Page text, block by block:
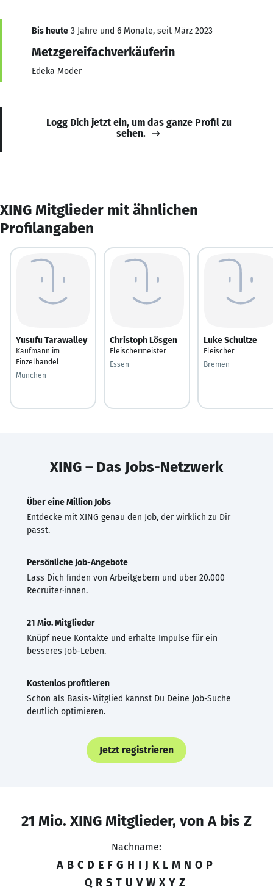
Bis heute 3 Jahre und 6 Monate, seit März 2023
Metzgereifachverkäuferin
Edeka Moder
Logg Dich jetzt ein, um das ganze Profil zu
sehen.
XING Mitglieder mit ähnlichen
Profilangaben
Yusufu Tarawalley
Kaufmann im
Einzelhandel
München
Christoph Lösgen
Fleischermeister
Essen
Luke Schultze
Fleischer
Bremen
XING – Das Jobs-Netzwerk
Über eine Million Jobs
Entdecke mit XING genau den Job, der wirklich zu Dir
passt.
Persönliche Job-Angebote
Lass Dich finden von Arbeitgebern und über 20.000
Recruiter·innen.
21 Mio. Mitglieder
Knüpf neue Kontakte und erhalte Impulse für ein
besseres Job-Leben.
Kostenlos profitieren
Schon als Basis-Mitglied kannst Du Deine Job-Suche
deutlich optimieren.
Jetzt registrieren
21 Mio. XING Mitglieder, von A bis Z
Nachname:
A B C D E F G H I J K L M N O P
Q R S T U V W X Y Z